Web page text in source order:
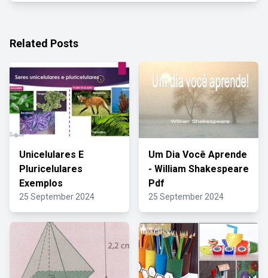
Related Posts
Unicelulares E
Pluricelulares
Exemplos
25 September 2024
Um Dia Você Aprende
- William Shakespeare
Pdf
25 September 2024